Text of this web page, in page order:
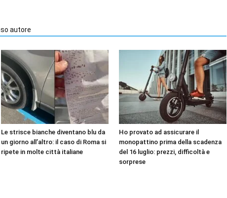
autore
Le strisce bianche diventano blu da
un giorno all’altro: il caso di Roma si
ripete in molte città italiane
Ho provato ad assicurare il
monopattino prima della scadenza
del 16 luglio: prezzi, difficoltà e
sorprese